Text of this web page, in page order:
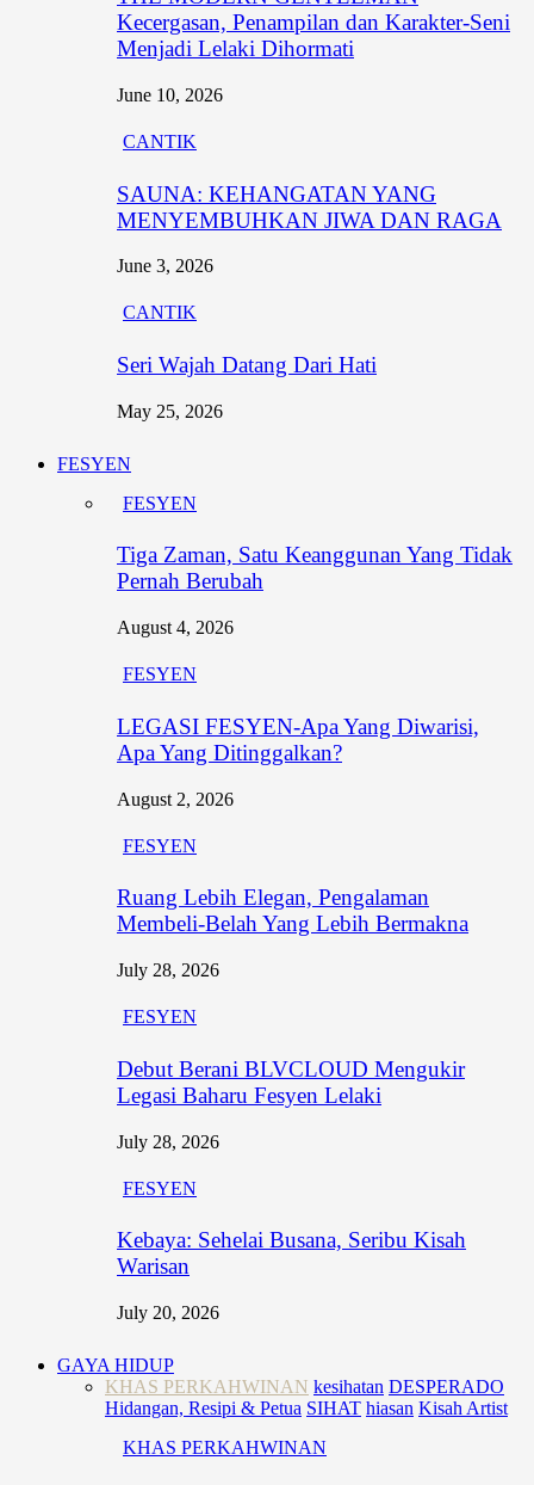
Kecergasan, Penampilan dan Karakter-Seni
Menjadi Lelaki Dihormati
June 10, 2026
CANTIK
SAUNA: KEHANGATAN YANG
MENYEMBUHKAN JIWA DAN RAGA
June 3, 2026
CANTIK
Seri Wajah Datang Dari Hati
May 25, 2026
FESYEN
FESYEN
Tiga Zaman, Satu Keanggunan Yang Tidak
Pernah Berubah
August 4, 2026
FESYEN
LEGASI FESYEN-Apa Yang Diwarisi,
Apa Yang Ditinggalkan?
August 2, 2026
FESYEN
Ruang Lebih Elegan, Pengalaman
Membeli-Belah Yang Lebih Bermakna
July 28, 2026
FESYEN
Debut Berani BLVCLOUD Mengukir
Legasi Baharu Fesyen Lelaki
July 28, 2026
FESYEN
Kebaya: Sehelai Busana, Seribu Kisah
Warisan
July 20, 2026
GAYA HIDUP
KHAS PERKAHWINAN kesihatan DESPERADO
Hidangan, Resipi & Petua SIHAT hiasan Kisah Artist
KHAS PERKAHWINAN